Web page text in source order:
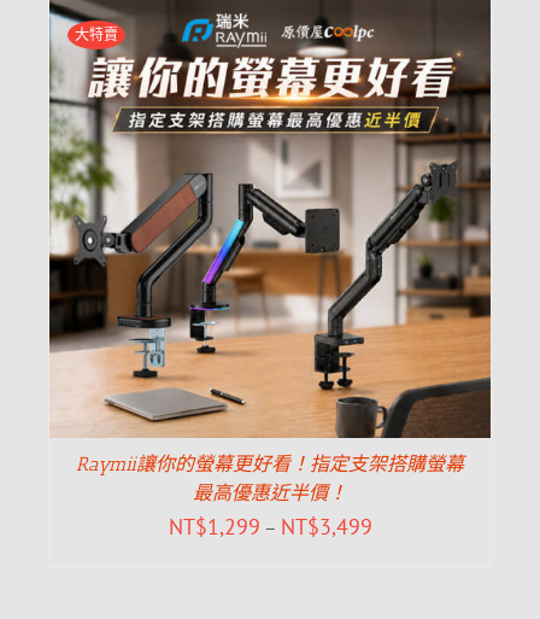
大特賣
Raymii讓你的螢幕更好看！指定支架搭購螢幕
最高優惠近半價！
NT$1,299 – NT$3,499